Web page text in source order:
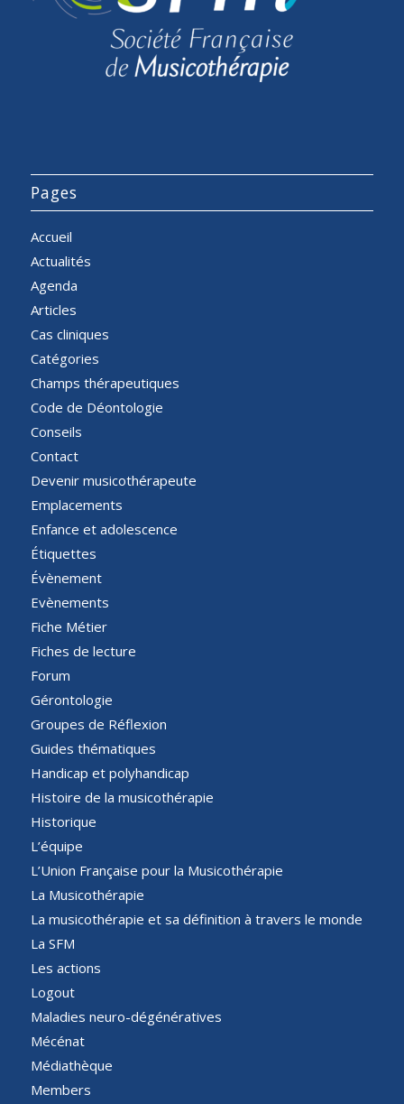
Pages
Accueil
Actualités
Agenda
Articles
Cas cliniques
Catégories
Champs thérapeutiques
Code de Déontologie
Conseils
Contact
Devenir musicothérapeute
Emplacements
Enfance et adolescence
Étiquettes
Évènement
Evènements
Fiche Métier
Fiches de lecture
Forum
Gérontologie
Groupes de Réflexion
Guides thématiques
Handicap et polyhandicap
Histoire de la musicothérapie
Historique
L’équipe
L’Union Française pour la Musicothérapie
La Musicothérapie
La musicothérapie et sa définition à travers le monde
La SFM
Les actions
Logout
Maladies neuro-dégénératives
Mécénat
Médiathèque
Members